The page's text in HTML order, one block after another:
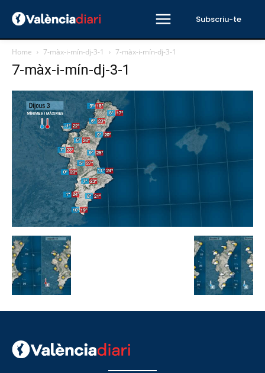
Subscriu-te
Home 7-màx-i-mín-dj-3-1 7-màx-i-mín-dj-3-1
7-màx-i-mín-dj-3-1